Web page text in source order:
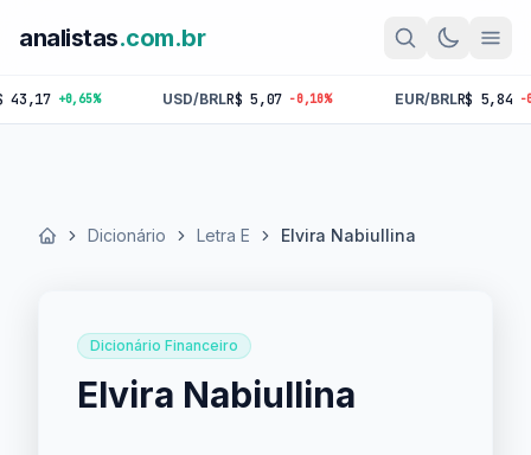
analistas.com.br
+0,65% USD/BRLR$ 5,07 -0,10% EUR/BRLR$ 5,84 -0,18%
Início Dicionário Letra E Elvira Nabiullina
Dicionário Financeiro
Elvira Nabiullina